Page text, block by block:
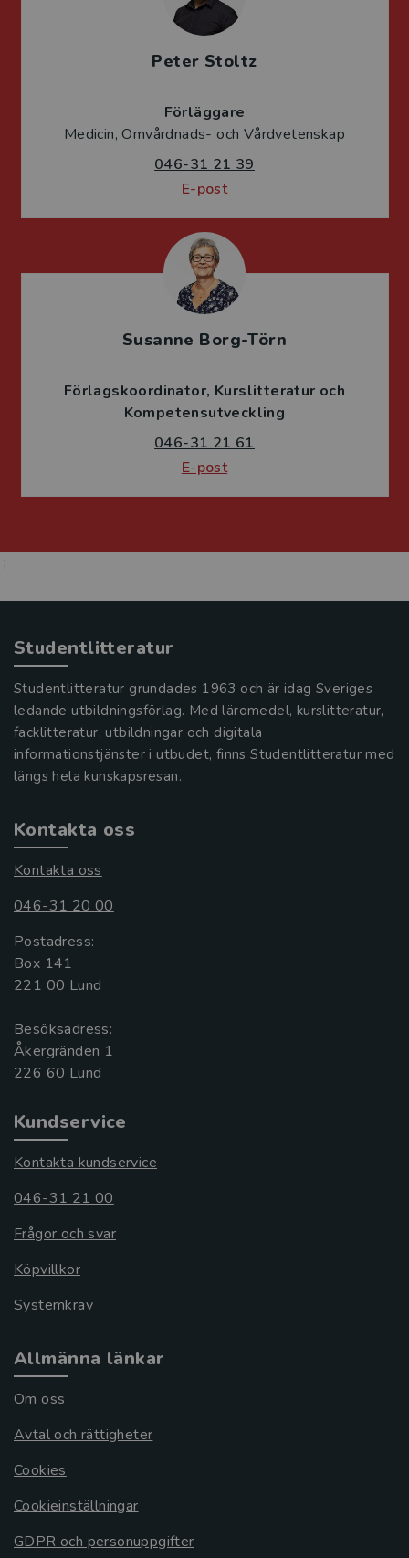
Peter Stoltz
Förläggare
Medicin, Omvårdnads- och Vårdvetenskap
046-31 21 39
E-post
Susanne Borg-Törn
Förlagskoordinator Kurslitteratur och
Kompetensutveckling
046-31 21 61
E-post
;
Studentlitteratur
Studentlitteratur grundades 1963 och är idag Sveriges
ledande utbildningsförlag. Med läromedel, kurslitteratur,
facklitteratur, utbildningar och digitala
informationstjänster i utbudet, finns Studentlitteratur med
längs hela kunskapsresan.
Kontakta oss
Kontakta oss
046-31 20 00
Postadress:
Box 141
221 00 Lund
Besöksadress:
Åkergränden 1
Kundservice
Kontakta kundservice
046-31 21 00
Frågor och svar
Köpvillkor
Systemkrav
Allmänna länkar
Om oss
Avtal och rättigheter
Cookies
Cookieinställningar
GDPR och personuppgifter